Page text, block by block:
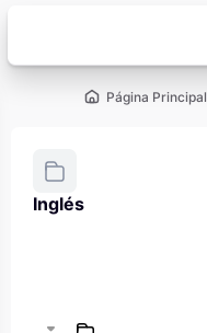
Página Principal
Inglés